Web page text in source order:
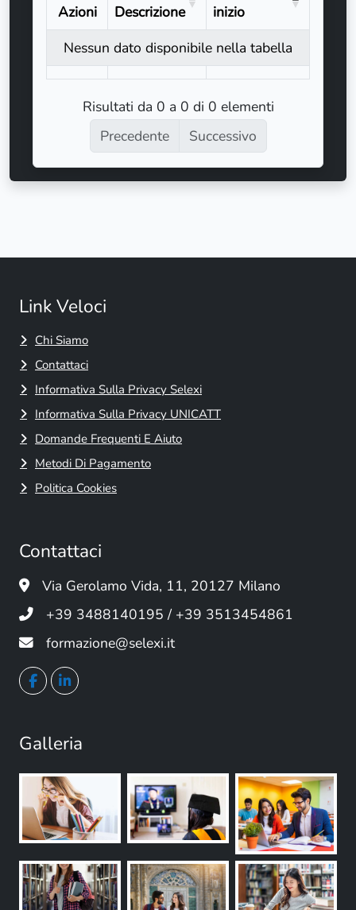
Azioni Descrizione
inizio
Nessun dato disponibile nella tabella
Risultati da 0 a 0 di 0 elementi
Precedente
Successivo
Link Veloci
Chi Siamo
Contattaci
Informativa Sulla Privacy Selexi
Informativa Sulla Privacy UNICATT
Domande Frequenti E Aiuto
Metodi Di Pagamento
Politica Cookies
Contattaci
Via Gerolamo Vida, 11, 20127 Milano
+39 3488140195 / +39 3513454861
formazione@selexi.it
Galleria